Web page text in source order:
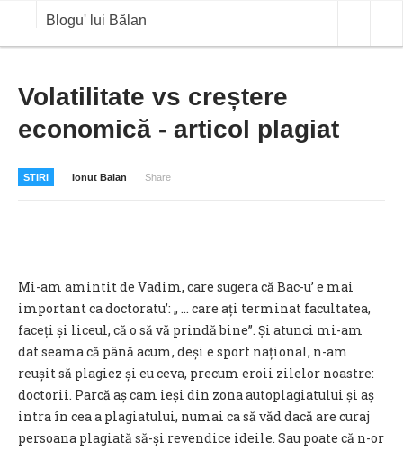
Blogu' lui Bălan
OPINII
ANALIZE
COTATII BVB
Volatilitate vs creștere
economică - articol plagiat
STIRI Ionut Balan Share
Mi-am amintit de Vadim, care sugera că Bac-u’ e mai
important ca doctoratu’: „ … care ați terminat facultatea,
faceți și liceul, că o să vă prindă bine”. Și atunci mi-am
dat seama că până acum, deși e sport național, n-am
reușit să plagiez și eu ceva, precum eroii zilelor noastre:
doctorii. Parcă aș cam ieși din zona autoplagiatului și aș
intra în cea a plagiatului, numai ca să văd dacă are curaj
persoana plagiată să-și revendice ideile. Sau poate că n-or